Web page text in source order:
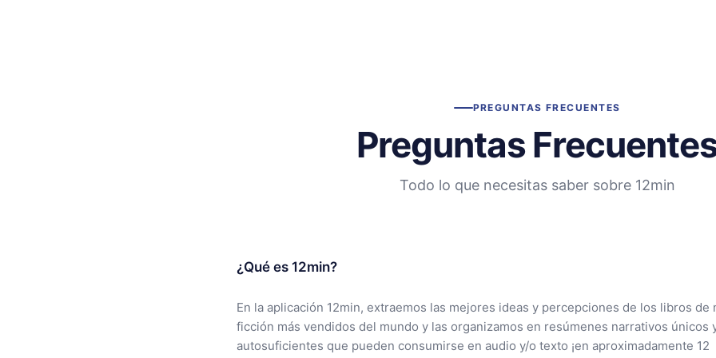
PREGUNTAS FRECUENTES
Preguntas
Todo lo que necesitas saber sobre 12min
¿Qué es 12min?
En la aplicación 12min, extraemos las mejores ideas y percepciones de los libros de
ficción más vendidos del mundo y las organizamos en resúmenes narrativos únicos
autosuficientes que pueden consumirse en audio y/o texto ¡en aproximadamente 12